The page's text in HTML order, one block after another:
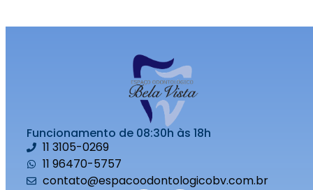
Funcionamento de 08:30h às 18h
11 3105-0269
11 96470-5757
contato@espacoodontologicobv.com.br